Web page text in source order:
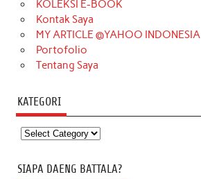
KOLEKSI E-BOOK
Kontak Saya
MY ARTICLE @YAHOO INDONESIA
Portofolio
Tentang Saya
KATEGORI
Kategori
SIAPA DAENG BATTALA?